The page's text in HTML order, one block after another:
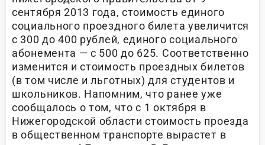
сентября 2013 года, стоимость единого
социального проездного билета увеличится
с 300 до 400 рублей, единого социального
абонемента — с 500 до 625. Соответственно
изменится и стоимость проездных билетов
(в том числе и льготных) для студентов и
школьников. Напомним, что ранее уже
сообщалось о том, что с 1 октября в
Нижегородской области стоимость проезда
в общественном транспорте вырастет в